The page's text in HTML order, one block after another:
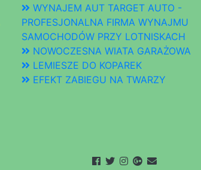
WYNAJEM AUT TARGET AUTO -
PROFESJONALNA FIRMA WYNAJMU
SAMOCHODÓW PRZY LOTNISKACH
NOWOCZESNA WIATA GARAŻOWA
LEMIESZE DO KOPAREK
EFEKT ZABIEGU NA TWARZY